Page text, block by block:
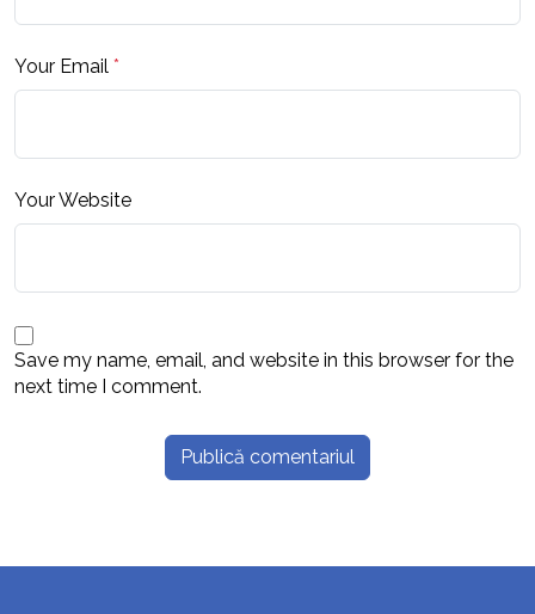
Your Email *
Your Website
Save my name, email, and website in this browser for the
next time I comment.